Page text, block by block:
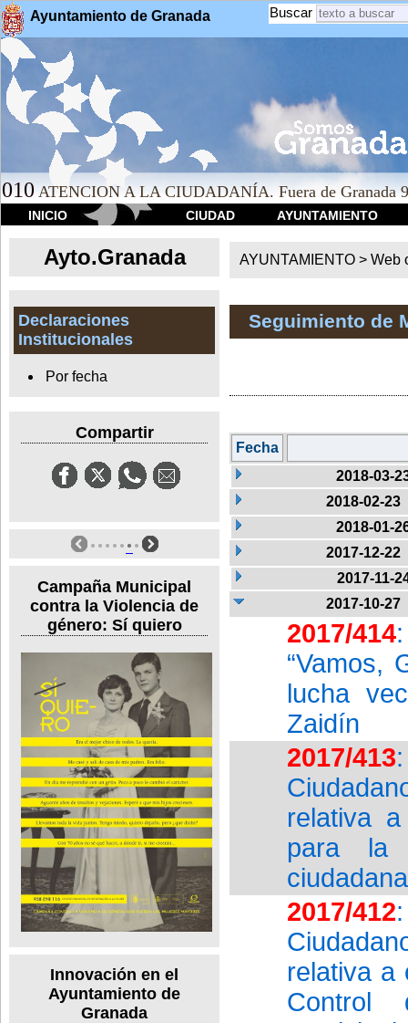
Ayuntamiento de Granada Buscar
010 ATENCION A LA CIUDADANÍA. Fuera de Granada
INICIO CIUDAD AYUNTAMIENTO
Ayto.Granada
Declaraciones
Institucionales
Por fecha
Compartir
Campaña Municipal
contra la Violencia de
género: Sí quiero
Innovación en el
Ayuntamiento de
Granada
AYUNTAMIENTO > Web
Seguimiento de
Fecha
2018-03-
2018-02-23
2018-01-
2017-12-22
2017-11-
2017-10-27
2017/414
“Vamos,
lucha
Zaidín
2017/413
relativa
para la
ciudadana
2017/412
relativa a
Control